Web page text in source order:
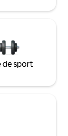
de sport